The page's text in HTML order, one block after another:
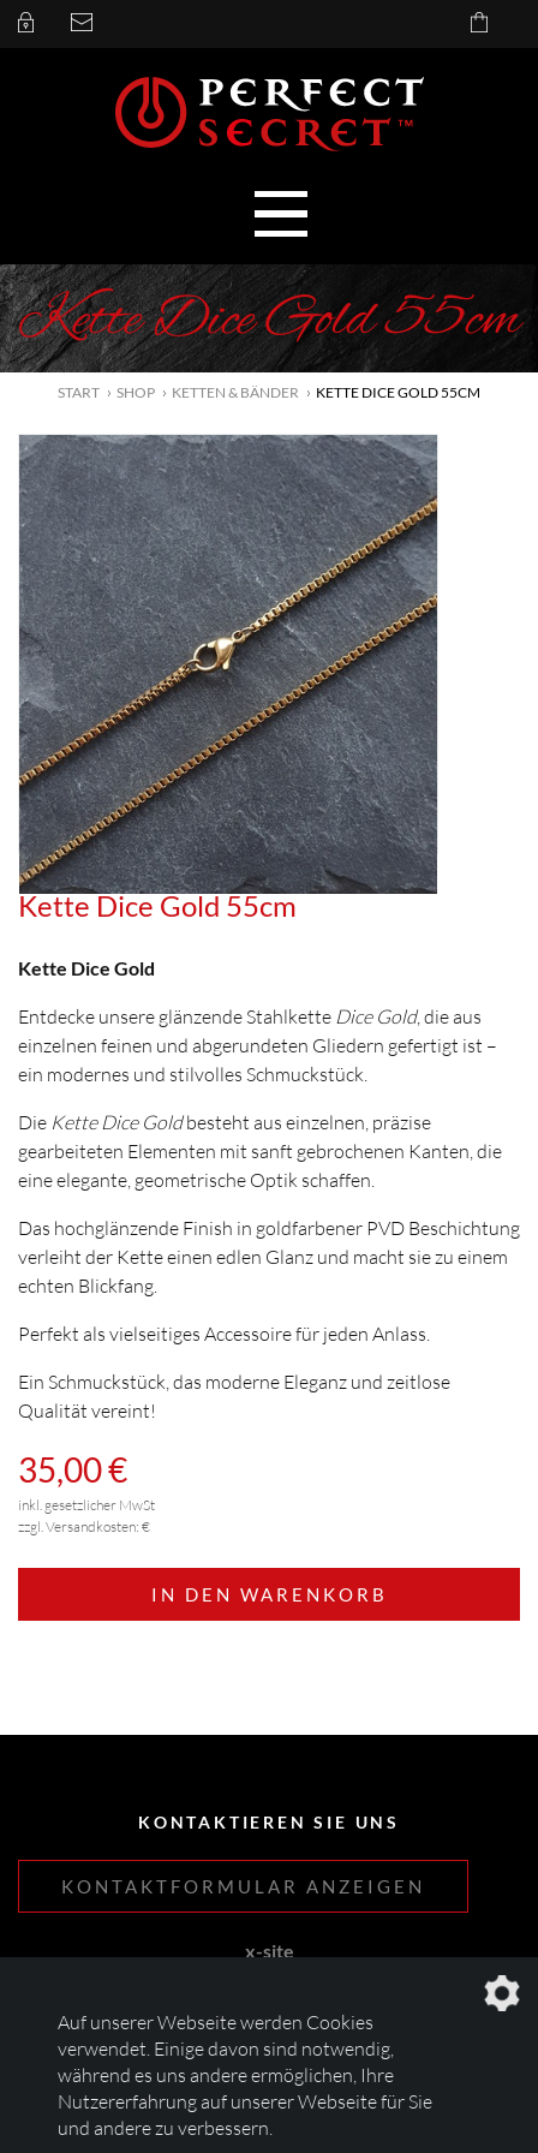
Kette Dice Gold 55cm
START SHOP KETTEN & BÄNDER KETTE DICE GOLD 55CM
Kette Dice Gold 55cm
Kette Dice Gold
Entdecke unsere glänzende Stahlkette Dice Gold, die aus
einzelnen feinen und abgerundeten Gliedern gefertigt ist –
ein modernes und stilvolles Schmuckstück.
Die Kette Dice Goldbesteht aus einzelnen, präzise
gearbeiteten Elementen mit sanft gebrochenen Kanten, die
eine elegante, geometrische Optik schaffen.
Das hochglänzende Finish in goldfarbener PVD Beschichtung
verleiht der Kette einen edlen Glanz und macht sie zu einem
echten Blickfang.
Perfekt als vielseitiges Accessoire für jeden Anlass.
Ein Schmuckstück, das moderne Eleganz und zeitlose
Qualität vereint!
35,00 €
inkl. gesetzlicher MwSt
zzgl. Versandkosten: €
IN DEN WARENKORB
KONTAKTIEREN SIE UNS
KONTAKTFORMULAR ANZEIGEN
x-site
Birrenbachshöhe 44
53804 Much
Tel.0172 212 73 01
info@blutanhaenger.de
Auf unserer Webseite werden Cookies
verwendet. Einige davon sind notwendig,
während es uns andere ermöglichen, Ihre
Nutzererfahrung auf unserer Webseite für Sie
und andere zu verbessern.